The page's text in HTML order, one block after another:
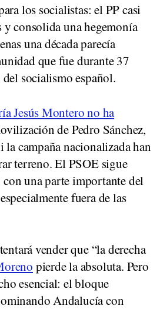
los socialistas: el PP casi
y consolida una hegemonía
una década parecía
que fue durante 37
socialismo español.
Jesús Montero no ha
de Pedro Sánchez,
campaña nacionalizada han
terreno. El PSOE sigue
una parte importante del
fuera de las
vender que “la derecha
pierde la absoluta. Pero
esencial: el bloque
Andalucía con